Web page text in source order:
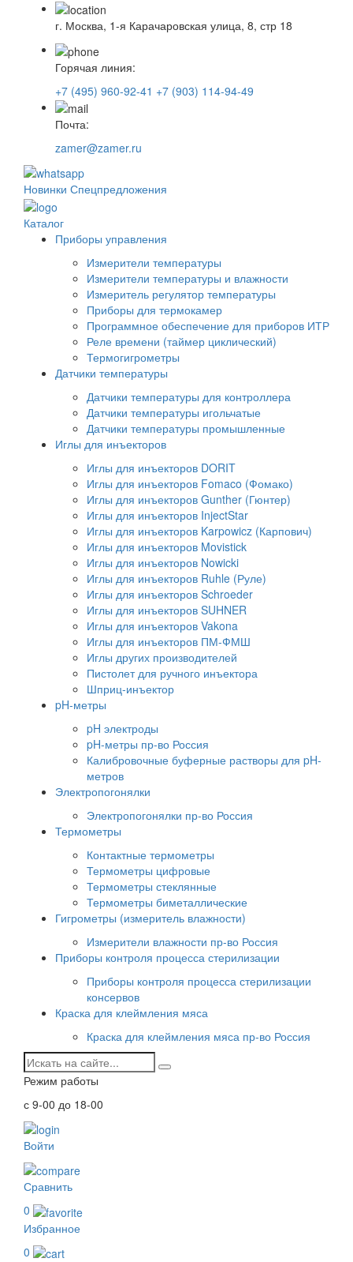
г. Москва, 1-я Карачаровская улица, 8, стр 18
Горячая линия:
+7 (495) 960-92-41 +7 (903) 114-94-49
Почта:
zamer@zamer.ru
Новинки Спецпредложения
Каталог
Приборы управления
Измерители температуры
Измерители температуры и влажности
Измеритель регулятор температуры
Приборы для термокамер
Программное обеспечение для приборов ИТР
Реле времени (таймер циклический)
Термогигрометры
Датчики температуры
Датчики температуры для контроллера
Датчики температуры игольчатые
Датчики температуры промышленные
Иглы для инъекторов
Иглы для инъекторов DORIT
Иглы для инъекторов Fomaco (Фомако)
Иглы для инъекторов Gunther (Гюнтер)
Иглы для инъекторов InjectStar
Иглы для инъекторов Karpowicz (Карпович)
Иглы для инъекторов Movistick
Иглы для инъекторов Nowicki
Иглы для инъекторов Ruhle (Руле)
Иглы для инъекторов Schroeder
Иглы для инъекторов SUHNER
Иглы для инъекторов Vakona
Иглы для инъекторов ПМ-ФМШ
Иглы других производителей
Пистолет для ручного инъектора
Шприц-инъектор
pH-метры
pH электроды
pH-метры пр-во Россия
Калибровочные буферные растворы для pH-
метров
Электропогонялки
Электропогонялки пр-во Россия
Термометры
Контактные термометры
Термометры цифровые
Термометры стеклянные
Термометры биметаллические
Гигрометры (измеритель влажности)
Измерители влажности пр-во Россия
Приборы контроля процесса стерилизации
Приборы контроля процесса стерилизации
консервов
Краска для клеймления мяса
Краска для клеймления мяса пр-во Россия
Режим работы
с 9-00 до 18-00
Войти
Сравнить
0
Избранное
0